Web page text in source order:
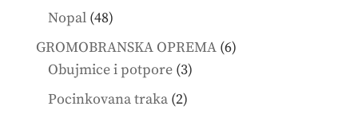
Nopal 4848
products
GROMOBRANSKA OPREMA 66
Obujmice i potpore 33
Pocinkovana traka 22